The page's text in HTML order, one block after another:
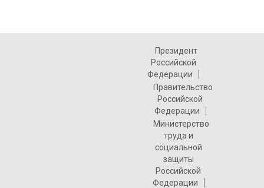
Президент
Российской
Федерации
Правительство
Российской
Федерации
Министерство
труда и
социальной
защиты
Российской
Федерации